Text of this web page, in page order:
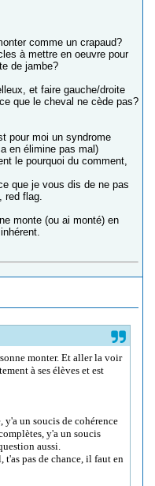
comme un crapaud?
à mettre en oeuvre pour
de jambe?
et faire gauche/droite
que le cheval ne cède pas?
pour moi un syndrome
en élimine pas mal)
le pourquoi du comment,
que je vous dis de ne pas
red flag.
monte (ou ai monté) en
monter. Et aller la voir
à ses élèves et est
y'a un soucis de cohérence
y'a un soucis
aussi.
t'as pas de chance, il faut en